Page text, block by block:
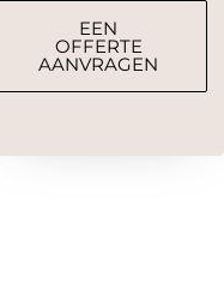
EEN
OFFERTE
AANVRAGEN